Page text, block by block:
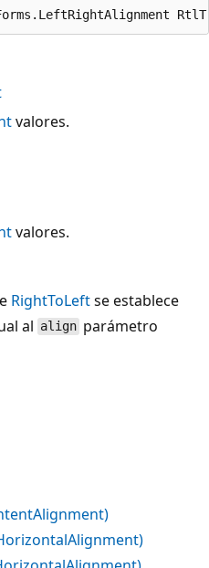
valores.
valores.
RightToLeftse establece
al alignparámetro